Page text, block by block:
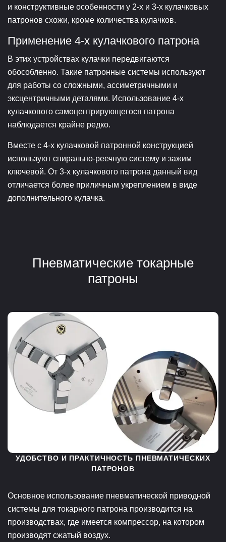
и конструктивные особенности у 2-х и 3-х кулачковых
патронов схожи, кроме количества кулачков.
Применение 4-х кулачкового патрона
В этих устройствах кулачки передвигаются
обособленно. Такие патронные системы используют
для работы со сложными, ассиметричными и
эксцентричными деталями. Использование 4-х
кулачкового самоцентрирующегося патрона
наблюдается крайне редко.
Вместе с 4-х кулачковой патронной конструкцией
используют спирально-реечную систему и зажим
ключевой. От 3-х кулачкового патрона данный вид
отличается более приличным укреплением в виде
дополнительного кулачка.
Пневматические токарные
патроны
УДОБСТВО И ПРАКТИЧНОСТЬ ПНЕВМАТИЧЕСКИХ
ПАТРОНОВ
Основное использование пневматической приводной
системы для токарного патрона производится на
производствах, где имеется компрессор, на котором
производят сжатый воздух.